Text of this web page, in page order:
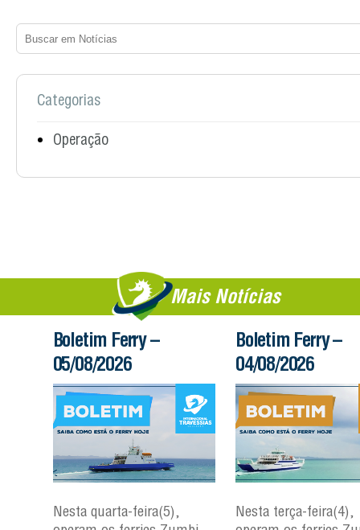
Categorias
Operação
Mais Notícias
Boletim Ferry –
05/08/2026
Nesta quarta-feira(5),
Boletim Ferry –
04/08/2026
Nesta terça-feira(4),